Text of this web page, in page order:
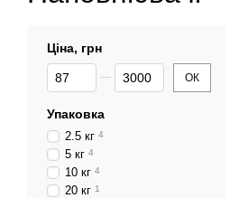
Ціна, грн
Від Ціна, грн
До Ціна, грн ОК
Упаковка
2.5 кг 4
5 кг 4
10 кг 4
20 кг 1